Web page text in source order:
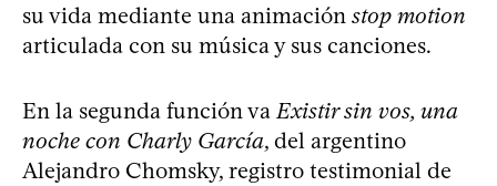
su vida mediante una animación stop motion
articulada con su música y sus canciones.
En la segunda función vaExistir sin vos, una
noche con Charly García, del argentino
Alejandro Chomsky, registro testimonial de